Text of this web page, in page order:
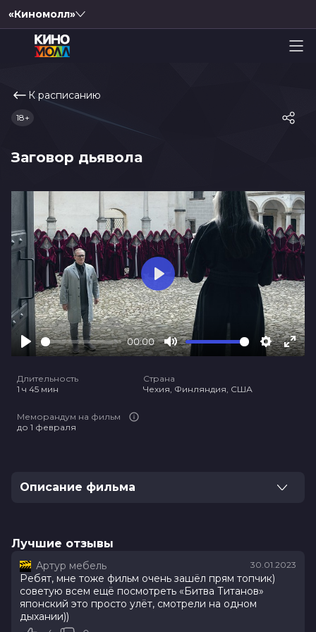
«Киномолл»
К расписанию
Заговор дьявола
18+
Play
00:00
Mute Settings
Play
Длительность
1 ч 45 мин
Страна
Чехия, Финляндия, США
Меморандум на фильм
до 1 февраля
Описание фильма
пор были организованы подпольные аукционы
и Вивальди. Однако сатанинский культ, который
стоит за биолабораторией, интересуют не только
деньги, поэтому они похищают Туринскую
плащаницу. Заполучив таким образом ДНК, они
планируют оплодотворить американку Лауру, чтобы
Лучшие отзывы
Артур мебель 30.01.2023
Ребят, мне тоже фильм очень зашёл прям топчик)
советую всем ещё посмотреть «Битва Титанов»
японский это просто улёт, смотрели на одном
дыхании))